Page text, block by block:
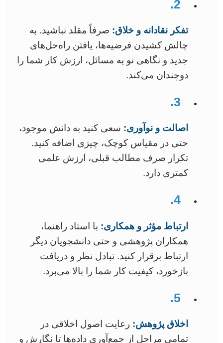
2.
تفکر نقادانه و خلاق: صرفاً مقلد نباشید. به
چالش کشیدن فرضیه‌ها، یافتن راه‌حل‌های
جدید و نگاهی نو به مسائل، ارزش کار شما را
دوچندان می‌کند.
3.
اصالت و نوآوری: سعی کنید به دانش موجود،
حتی در مقیاس کوچک، چیزی اضافه کنید.
تکرار صرف مطالب قبلی، ارزش علمی
کمتری دارد.
4.
ارتباط مؤثر و همکاری: با استاد راهنما،
همکاران پژوهشی و حتی دانشجویان دیگر
ارتباط برقرار کنید. تبادل نظر و دریافت
بازخورد، کیفیت کار شما را بالا می‌برد.
5.
اخلاق پژوهش: رعایت اصول اخلاقی در
تمامی مراحل از جمع‌آوری داده‌ها تا نگارش و